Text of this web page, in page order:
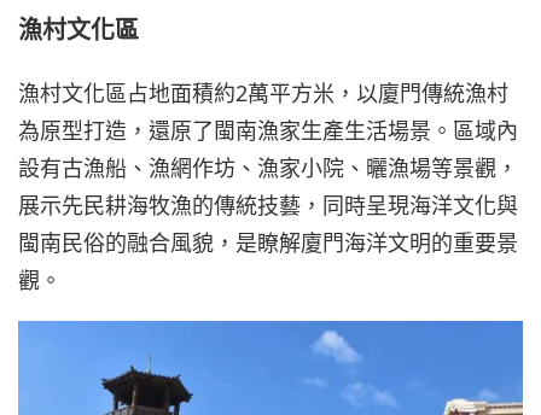
漁村文化區
漁村文化區占地面積約2萬平方米，以廈門傳統漁村
為原型打造，還原了閩南漁家生產生活場景。區域內
設有古漁船、漁網作坊、漁家小院、曬漁場等景觀，
展示先民耕海牧漁的傳統技藝，同時呈現海洋文化與
閩南民俗的融合風貌，是瞭解廈門海洋文明的重要景
觀。